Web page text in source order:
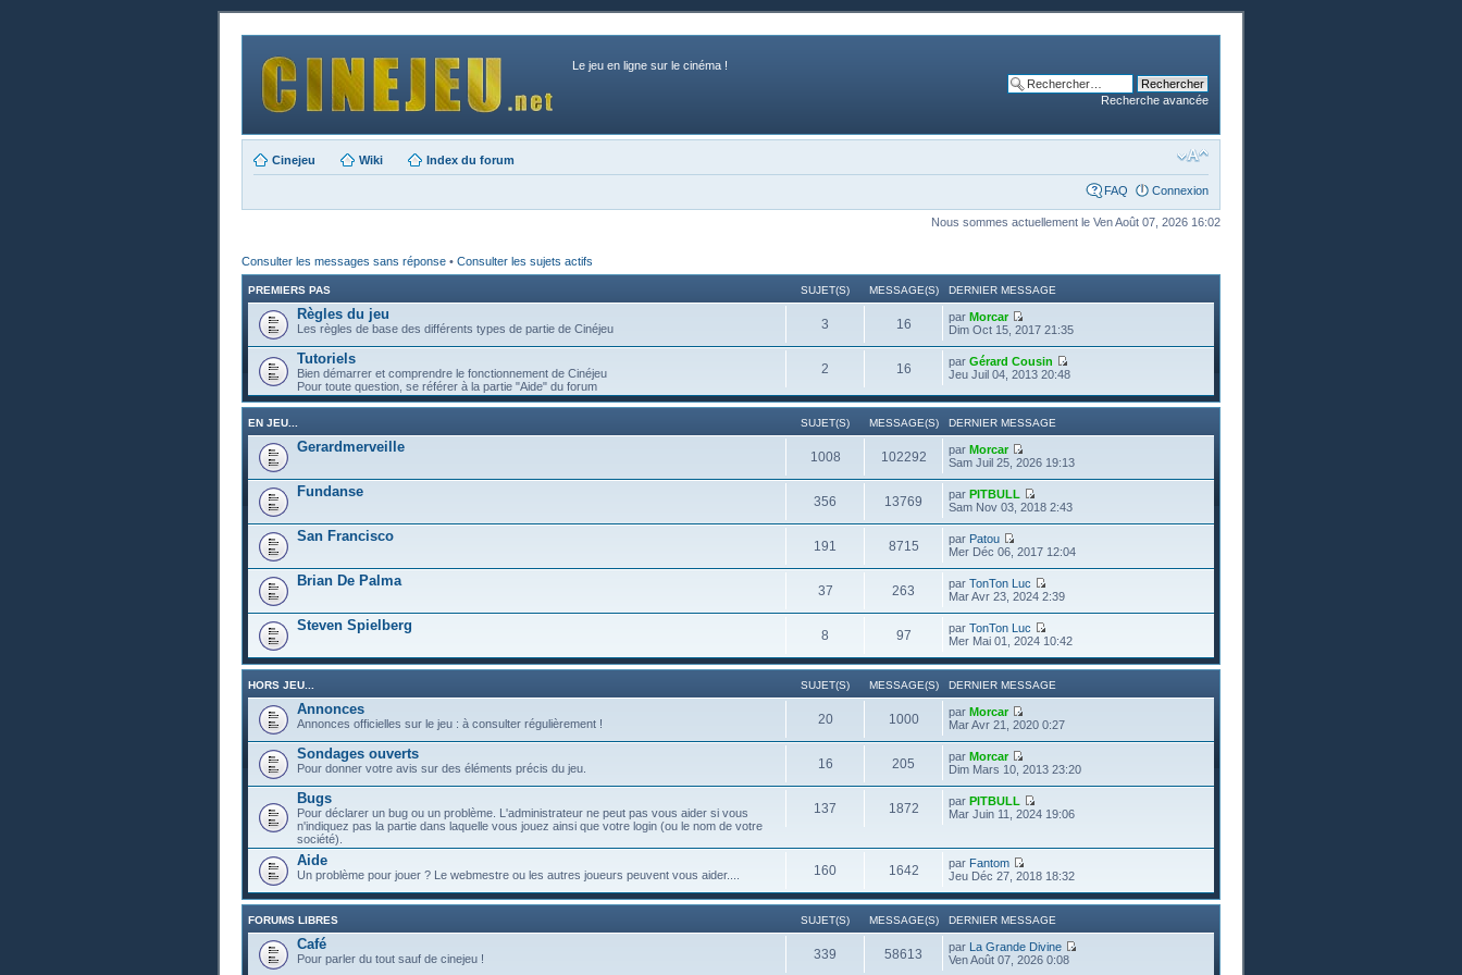
Le jeu en ligne sur le cinéma !
Recherche avancée
Cinejeu Wiki Index du forum
FAQ Connexion
Nous sommes actuellement le Ven Août 07, 2026 16:02
Consulter les messages sans réponse • Consulter les sujets actifs
PREMIERS PAS SUJET(S) MESSAGE(S) DERNIER MESSAGE
Règles du jeu
Les règles de base des différents types de partie de Cinéjeu 3 16 parMorcar
Dim Oct 15, 2017 21:35
Tutoriels
Bien démarrer et comprendre le fonctionnement de Cinéjeu
Pour toute question, se référer à la partie "Aide" du forum
2 16 parGérard Cousin
Jeu Juil 04, 2013 20:48
EN JEU... SUJET(S) MESSAGE(S) DERNIER MESSAGE
Gerardmerveille
1008 102292 parMorcar
Sam Juil 25, 2026 19:13
Fundanse
356 13769 parPITBULL
Sam Nov 03, 2018 2:43
San Francisco
191 8715 par Patou
Mer Déc 06, 2017 12:04
Brian De Palma
37 263 parTonTon Luc
Mar Avr 23, 2024 2:39
Steven Spielberg
8 97 parTonTon Luc
Mer Mai 01, 2024 10:42
HORS JEU... SUJET(S) MESSAGE(S) DERNIER MESSAGE
Annonces
Annonces officielles sur le jeu : à consulter régulièrement ! 20 1000 parMorcar
Mar Avr 21, 2020 0:27
Sondages ouverts
Pour donner votre avis sur des éléments précis du jeu. 16 205 parMorcar
Dim Mars 10, 2013 23:20
Bugs
Pour déclarer un bug ou un problème. L'administrateur ne peut pas vous aider si vous
n'indiquez pas la partie dans laquelle vous jouez ainsi que votre login (ou le nom de votre
société).
137 1872 parPITBULL
Mar Juin 11, 2024 19:06
Aide
Un problème pour jouer ? Le webmestre ou les autres joueurs peuvent vous aider.... 160 1642 par Fantom
Jeu Déc 27, 2018 18:32
FORUMS LIBRES SUJET(S) MESSAGE(S) DERNIER MESSAGE
Café
Pour parler du tout sauf de cinejeu ! 339 58613 par La Grande Divine
Ven Août 07, 2026 0:08